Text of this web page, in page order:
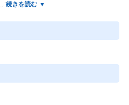
ています。
IPO後も急成長をつづけるスタートア
援。
VCや大学研究機関等と提携した起業
級の成長産業データベース『START